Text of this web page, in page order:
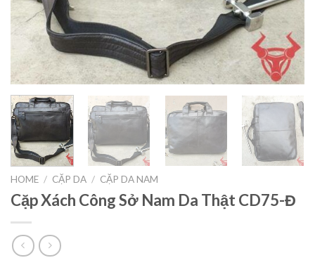
HOME / CẶP DA / CẶP DA NAM
Cặp Xách Công Sở Nam Da Thật CD75-Đ